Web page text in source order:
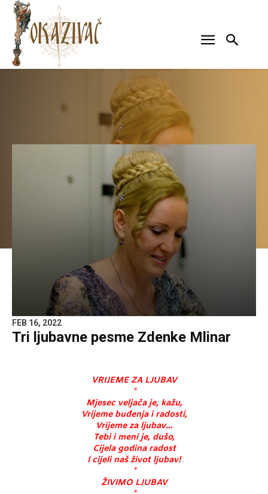
FEB 16, 2022
Tri ljubavne pesme Zdenke Mlinar
VRIJEME ZA LJUBAV
*
Mjesec veljača je, kažu,
Vrijeme buđenja i radosti,
Vrijeme za ljubav…
Tebi i meni je, dušo,
Cijela godina radost
I cijeli naš život ljubav!
*
ŽIVIMO LJUBAV